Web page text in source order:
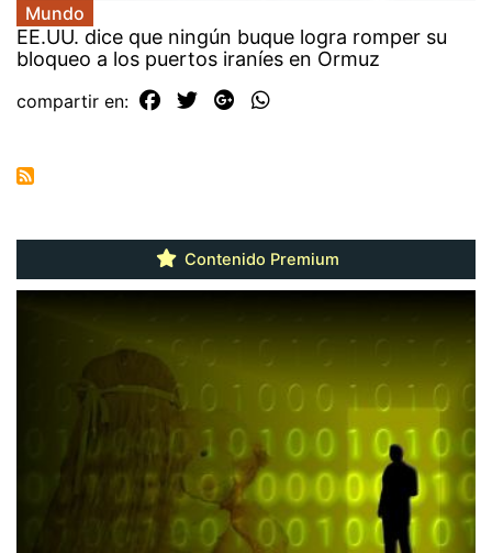
Mundo
EE.UU. dice que ningún buque logra romper su
bloqueo a los puertos iraníes en Ormuz
compartir en:
Contenido Premium